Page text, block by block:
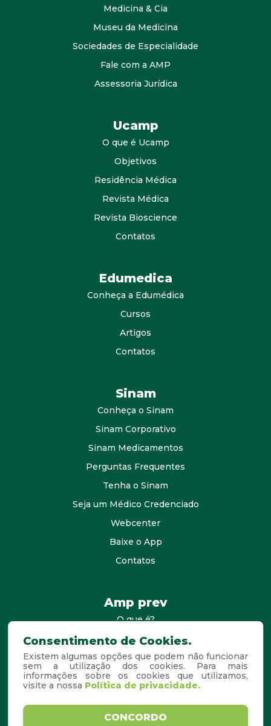
Medicina & Cia
Museu da Medicina
Sociedades de Especialidade
Fale com a AMP
Assessoria Jurídica
Ucamp
O que é Ucamp
Objetivos
Residência Médica
Revista Médica
Revista Bioscience
Contatos
Edumedica
Conheça a Edumédica
Cursos
Artigos
Contatos
Sinam
Conheça o Sinam
Sinam Corporativo
Sinam Medicamentos
Perguntas Frequentes
Tenha o Sinam
Seja um Médico Credenciado
Webcenter
Baixe o App
Contatos
Amp prev
O que é?
consultores
Agende Sua Visita
Perguntas Frequentes
Copyright © 2026. Todos os
Consentimento de Cookies.
Existem algumas opções que podem não funcionar
sem a utilização dos cookies. Para mais
informações sobre os cookies que utilizamos,
visite a nossa Política de privacidade.
CONCORDO